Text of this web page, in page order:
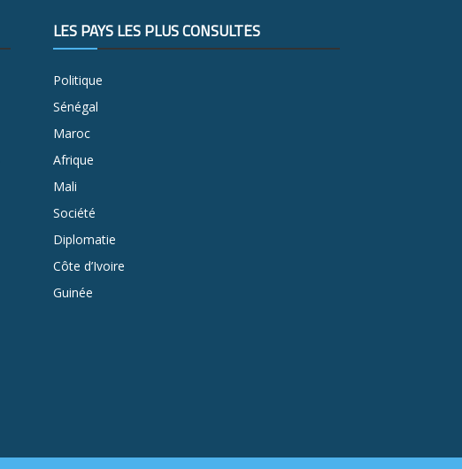
LES PAYS LES PLUS CONSULTÉS
Politique
Sénégal
Maroc
Afrique
Mali
Société
Diplomatie
Côte d’Ivoire
Guinée